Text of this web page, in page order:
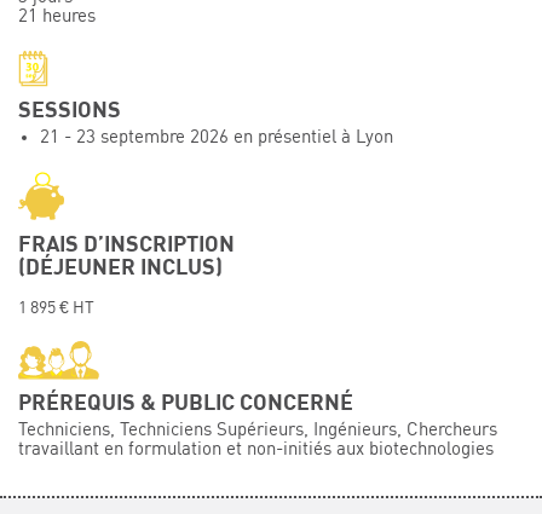
Symposium on Chain Transfer Catalysis for
sustainability – September 15 and 16, 2026
21 heures
SESSIONS
21 - 23 septembre 2026 en présentiel à Lyon
FRAIS D’INSCRIPTION
(DÉJEUNER INCLUS)
1 895 € HT
PRÉREQUIS & PUBLIC CONCERNÉ
Techniciens, Techniciens Supérieurs, Ingénieurs, Chercheurs
travaillant en formulation et non-initiés aux biotechnologies